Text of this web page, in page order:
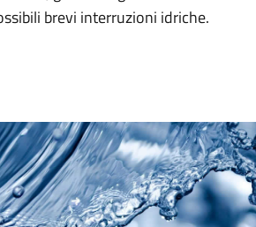
brevi interruzioni idriche.